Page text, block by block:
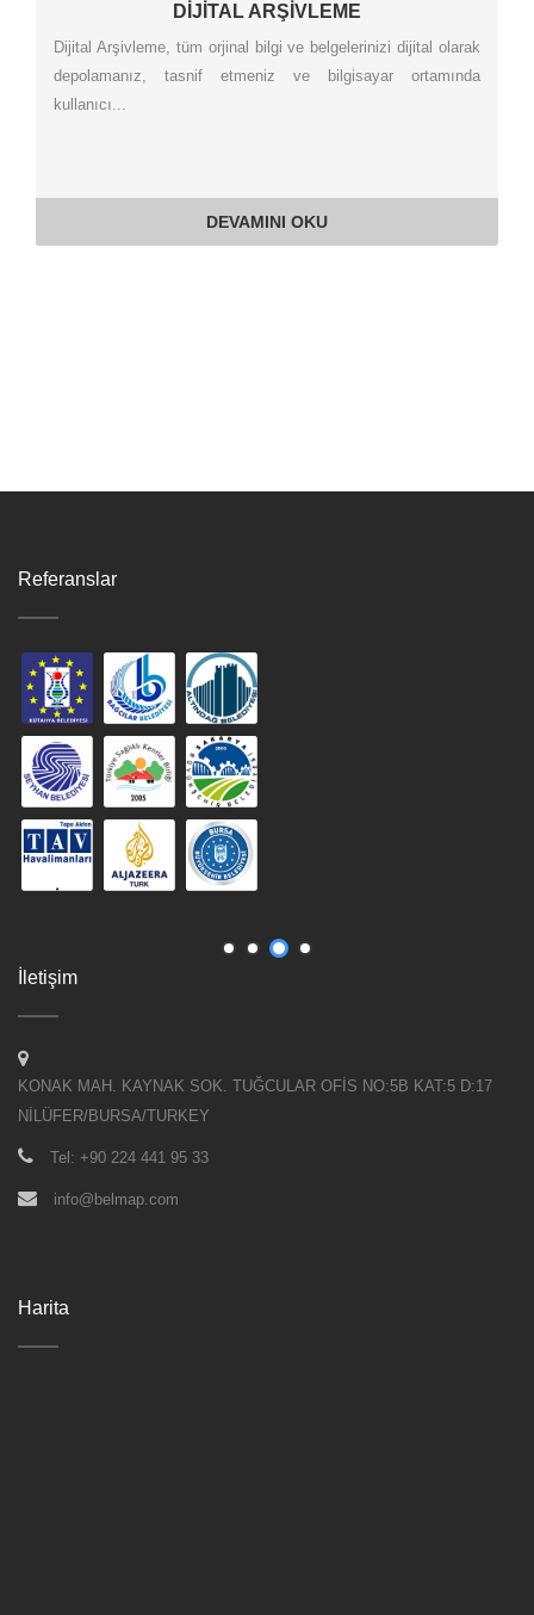
DİJİTAL ARŞİVLEME
Dijital Arşivleme, tüm orjinal bilgi ve belgelerinizi dijital olarak
depolamanız, tasnif etmeniz ve bilgisayar ortamında
kullanıcı...
DEVAMINI OKU
Referanslar
İletişim
KONAK MAH. KAYNAK SOK. TUĞCULAR OFİS NO:5B KAT:5 D:17
NİLÜFER/BURSA/TURKEY
Tel: +90 224 441 95 33
info@belmap.com
Harita